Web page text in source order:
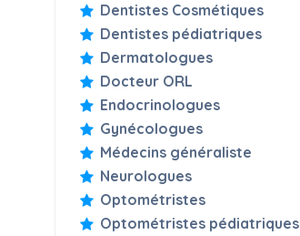
Dentistes Cosmétiques
Dentistes pédiatriques
Dermatologues
Docteur ORL
Endocrinologues
Gynécologues
Médecins généraliste
Neurologues
Optométristes
Optométristes pédiatriques